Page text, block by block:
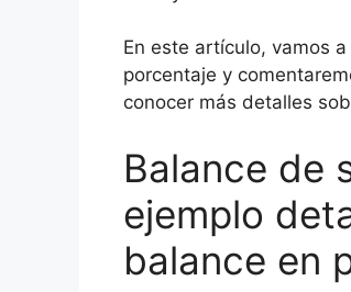
En este artículo, vamos
porcentaje y
conocer más detalles
Balance de
ejemplo
balance en